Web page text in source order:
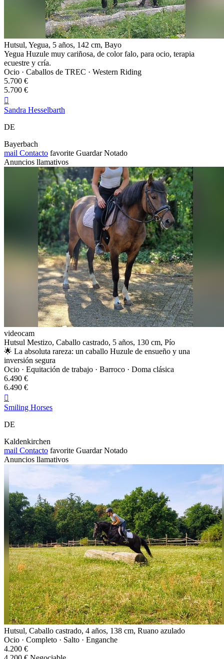
Hutsul, Yegua, 5 años, 142 cm, Bayo
Yegua Huzule muy cariñosa, de color falo, para ocio, terapia
ecuestre y cría.
Ocio · Caballos de TREC · Western Riding
5.700 €
5.700 €

Sandra Hesselbarth
DE
Bayerbach
mail Contacto favorite Guardar Notado
Anuncios llamativos
videocam
Hutsul Mestizo, Caballo castrado, 5 años, 130 cm, Pío
🌟 La absoluta rareza: un caballo Huzule de ensueño y una
inversión segura
Ocio · Equitación de trabajo · Barroco · Doma clásica
6.490 €
6.490 €

Smiling Horses
DE
Kaldenkirchen
mail Contacto favorite Guardar Notado
Anuncios llamativos
Hutsul, Caballo castrado, 4 años, 138 cm, Ruano azulado
Ocio · Completo · Salto · Enganche
4.200 €